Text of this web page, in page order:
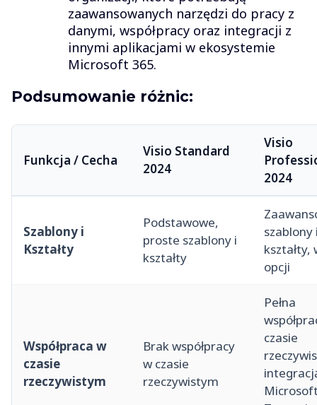
zaawansowanych narzędzi do pracy z
danymi, współpracy oraz integracji z
innymi aplikacjami w ekosystemie
Microsoft 365.
Podsumowanie różnic:
Funkcja / Cecha
Visio Standard
2024
Visio
2024
Szablony i
Kształty
Podstawowe,
proste szablony i
kształty
szablony
kształty,
opcji
Współpraca w
czasie
rzeczywistym
Brak współpracy
w czasie
rzeczywistym
Pełna
czasie